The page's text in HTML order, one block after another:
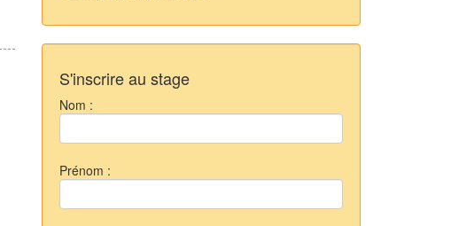
S'inscrire au stage
Nom :
Prénom :